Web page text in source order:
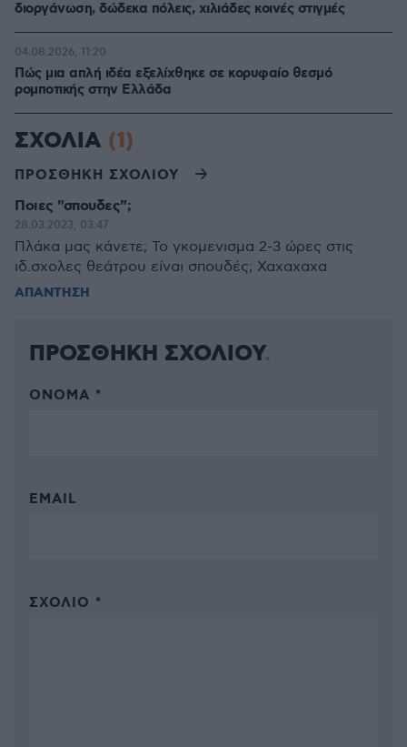
διοργάνωση, δώδεκα πόλεις, χιλιάδες κοινές στιγμές
Πώς μια απλή ιδέα εξελίχθηκε σε κορυφαίο θεσμό
ρομποτικής στην Ελλάδα
04.08.2026, 11:20
ΣΧΟΛΙΑ (1)
ΠΡΟΣΘΗΚΗ ΣΧΟΛΙΟΥ
Ποιες "σπουδες";
28.03.2023, 03:47
Πλάκα μας κάνετε; Το γκομενισμα 2-3 ώρες στις
ιδ.σχολες θεάτρου είναι σπουδές; Χαχαχαχα
ΑΠΑΝΤΗΣΗ
ΠΡΟΣΘΗΚΗ ΣΧΟΛΙΟΥ
ΌΝΟΜΑ *
EMAIL
ΣΧΌΛΙΟ *